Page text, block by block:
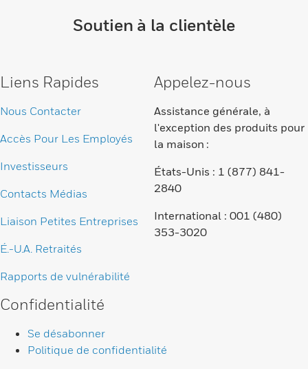
Soutien à la clientèle
Liens Rapides
Nous Contacter
Accès Pour Les Employés
Investisseurs
Contacts Médias
Liaison Petites Entreprises
É.-U.A. Retraités
Rapports de vulnérabilité
Appelez-nous
Assistance générale, à
l'exception des produits pour
la maison :
États-Unis : 1 (877) 841-
2840
International : 001 (480)
353-3020
Confidentialité
Se désabonner
Politique de confidentialité